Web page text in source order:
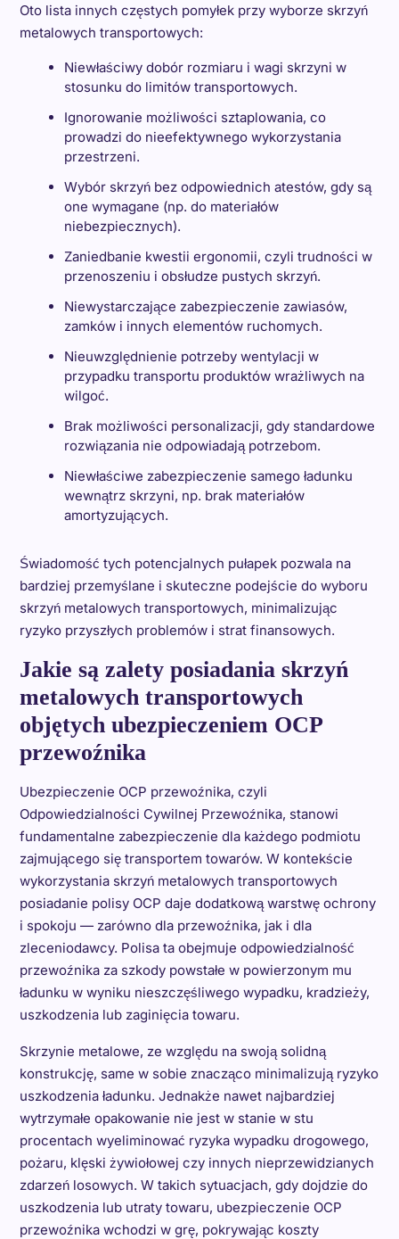
Oto lista innych częstych pomyłek przy wyborze skrzyń
metalowych transportowych:
Niewłaściwy dobór rozmiaru i wagi skrzyni w
stosunku do limitów transportowych.
Ignorowanie możliwości sztaplowania, co
prowadzi do nieefektywnego wykorzystania
przestrzeni.
Wybór skrzyń bez odpowiednich atestów, gdy są
one wymagane (np. do materiałów
niebezpiecznych).
Zaniedbanie kwestii ergonomii, czyli trudności w
przenoszeniu i obsłudze pustych skrzyń.
Niewystarczające zabezpieczenie zawiasów,
zamków i innych elementów ruchomych.
Nieuwzględnienie potrzeby wentylacji w
przypadku transportu produktów wrażliwych na
wilgoć.
Brak możliwości personalizacji, gdy standardowe
rozwiązania nie odpowiadają potrzebom.
Niewłaściwe zabezpieczenie samego ładunku
wewnątrz skrzyni, np. brak materiałów
amortyzujących.
Świadomość tych potencjalnych pułapek pozwala na
bardziej przemyślane i skuteczne podejście do wyboru
skrzyń metalowych transportowych, minimalizując
ryzyko przyszłych problemów i strat finansowych.
Jakie są zalety posiadania skrzyń
metalowych transportowych
objętych ubezpieczeniem OCP
przewoźnika
Ubezpieczenie OCP przewoźnika, czyli
Odpowiedzialności Cywilnej Przewoźnika, stanowi
fundamentalne zabezpieczenie dla każdego podmiotu
zajmującego się transportem towarów. W kontekście
wykorzystania skrzyń metalowych transportowych
posiadanie polisy OCP daje dodatkową warstwę ochrony
i spokoju — zarówno dla przewoźnika, jak i dla
zleceniodawcy. Polisa ta obejmuje odpowiedzialność
przewoźnika za szkody powstałe w powierzonym mu
ładunku w wyniku nieszczęśliwego wypadku, kradzieży,
uszkodzenia lub zaginięcia towaru.
Skrzynie metalowe, ze względu na swoją solidną
konstrukcję, same w sobie znacząco minimalizują ryzyko
uszkodzenia ładunku. Jednakże nawet najbardziej
wytrzymałe opakowanie nie jest w stanie w stu
procentach wyeliminować ryzyka wypadku drogowego,
pożaru, klęski żywiołowej czy innych nieprzewidzianych
zdarzeń losowych. W takich sytuacjach, gdy dojdzie do
uszkodzenia lub utraty towaru, ubezpieczenie OCP
przewoźnika wchodzi w grę, pokrywając koszty